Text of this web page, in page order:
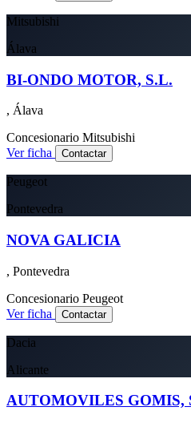
Mitsubishi
Álava
BI-ONDO MOTOR, S.L.
, Álava
Concesionario Mitsubishi
Ver ficha
Contactar
Peugeot
Pontevedra
NOVA GALICIA
, Pontevedra
Concesionario Peugeot
Ver ficha
Contactar
Dacia
Alicante
AUTOMOVILES GOMIS,